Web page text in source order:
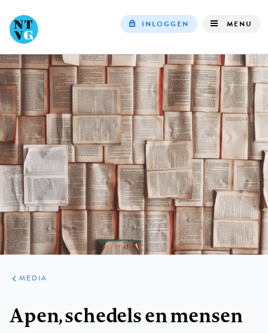
navigation
INLOGGEN MENU
ARTIKELEN
VARIA
MEDIA
Apen, schedels en mensen